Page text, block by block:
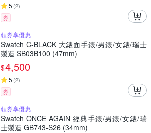
5 (2)
券
領券享優惠
Swatch C-BLACK 大錶面手錶/男錶/女錶/瑞士
製造 SB03B100 (47mm)
$4,500
5 (2)
券
領券享優惠
Swatch ONCE AGAIN 經典手錶/男錶/女錶/瑞
士製造 GB743-S26 (34mm)